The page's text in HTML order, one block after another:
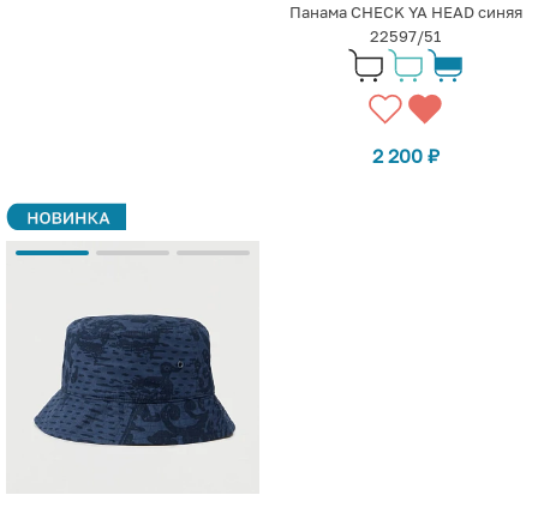
Панама CHECK YA HEAD синяя
22597/51
2 200 ₽